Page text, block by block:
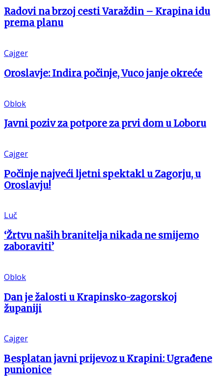
Radovi na brzoj cesti Varaždin – Krapina idu
prema planu
Cajger
Oroslavje: Indira počinje, Vuco janje okreće
Oblok
Javni poziv za potpore za prvi dom u Loboru
Cajger
Počinje najveći ljetni spektakl u Zagorju, u
Oroslavju!
Luč
‘Žrtvu naših branitelja nikada ne smijemo
zaboraviti’
Oblok
Dan je žalosti u Krapinsko-zagorskoj
županiji
Cajger
Besplatan javni prijevoz u Krapini: Ugrađene
punionice